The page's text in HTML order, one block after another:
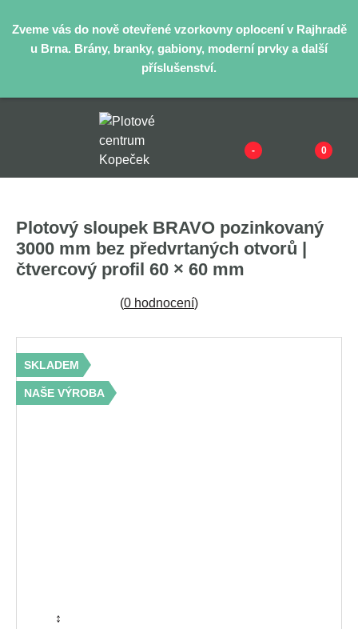
Zveme vás do nově otevřené vzorkovny oplocení v Rajhradě
u Brna. Brány, branky, gabiony, moderní prvky a další
příslušenství.
- 0
Plotový sloupek BRAVO pozinkovaný
3000 mm bez předvrtaných otvorů |
čtvercový profil 60 × 60 mm
(0 hodnocení)
SKLADEM
NAŠE VÝROBA
↕